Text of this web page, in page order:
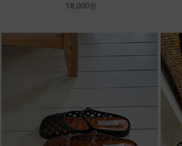
18,000원